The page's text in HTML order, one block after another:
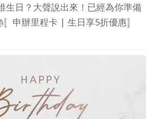
生日？大聲說出來！已經為你準備
申辦里程卡 | 生日享5折優惠〛